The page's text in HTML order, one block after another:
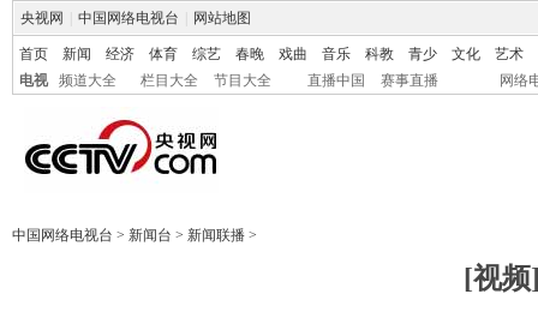
央视网 中国网络电视台 网站地图
首页 新闻 经济 体育 综艺 春晚 戏曲 音乐 科教 青少 文化
艺术
电视
频道大全 栏目大全 节目大全 直播中国 赛事直播 网络
中国网络电视台 > 新闻台 > 新闻联播 >
[视频